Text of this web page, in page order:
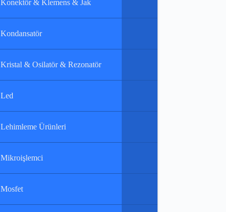
Konektör & Klemens & Jak
Kondansatör
Kristal & Osilatör & Rezonatör
Led
Lehimleme Ürünleri
Mikroişlemci
Mosfet